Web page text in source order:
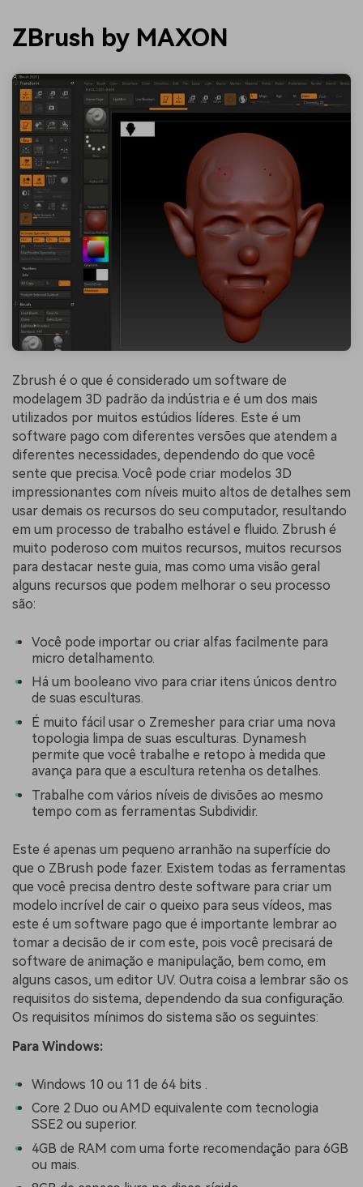
ZBrush by MAXON
Zbrush é o que é considerado um software de
modelagem 3D padrão da indústria e é um dos mais
utilizados por muitos estúdios líderes. Este é um
software pago com diferentes versões que atendem a
diferentes necessidades, dependendo do que você
sente que precisa. Você pode criar modelos 3D
impressionantes com níveis muito altos de detalhes sem
usar demais os recursos do seu computador, resultando
em um processo de trabalho estável e fluido. Zbrush é
muito poderoso com muitos recursos, muitos recursos
para destacar neste guia, mas como uma visão geral
alguns recursos que podem melhorar o seu processo
são:
Você pode importar ou criar alfas facilmente para
micro detalhamento.
Há um booleano vivo para criar itens únicos dentro
de suas esculturas.
É muito fácil usar o Zremesher para criar uma nova
topologia limpa de suas esculturas. Dynamesh
permite que você trabalhe e retopo à medida que
avança para que a escultura retenha os detalhes.
Trabalhe com vários níveis de divisões ao mesmo
tempo com as ferramentas Subdividir.
Este é apenas um pequeno arranhão na superfície do
que o ZBrush pode fazer. Existem todas as ferramentas
que você precisa dentro deste software para criar um
modelo incrível de cair o queixo para seus vídeos, mas
este é um software pago que é importante lembrar ao
tomar a decisão de ir com este, pois você precisará de
software de animação e manipulação, bem como, em
alguns casos, um editor UV. Outra coisa a lembrar são os
requisitos do sistema, dependendo da sua configuração.
Os requisitos mínimos do sistema são os seguintes:
Para Windows:
Windows 10 ou 11 de 64 bits .
Core 2 Duo ou AMD equivalente com tecnologia
SSE2 ou superior.
4GB de RAM com uma forte recomendação para 6GB
ou mais.